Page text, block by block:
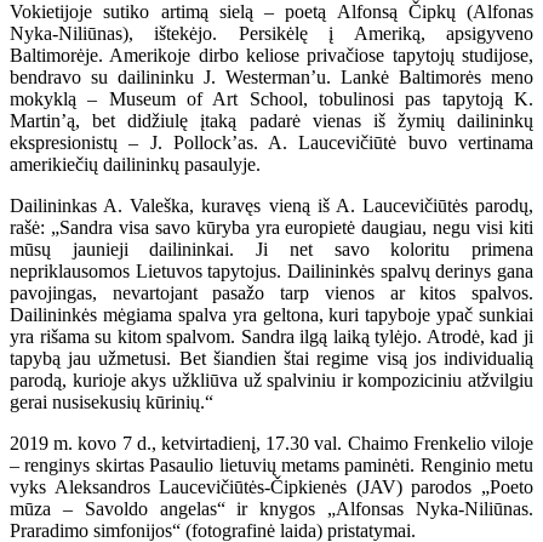
Vokietijoje sutiko artimą sielą – poetą Alfonsą Čipkų (Alfonas
Nyka-Niliūnas), ištekėjo. Persikėlę į Ameriką, apsigyveno
Baltimorėje. Amerikoje dirbo keliose privačiose tapytojų studijose,
bendravo su dailininku J. Westerman’u. Lankė Baltimorės meno
mokyklą – Museum of Art School, tobulinosi pas tapytoją K.
Martin’ą, bet didžiulę įtaką padarė vienas iš žymių dailininkų
ekspresionistų – J. Pollock’as. A. Laucevičiūtė buvo vertinama
amerikiečių dailininkų pasaulyje.
Dailininkas A. Valeška, kuravęs vieną iš A. Laucevičiūtės parodų,
rašė: „Sandra visa savo kūryba yra europietė daugiau, negu visi kiti
mūsų jaunieji dailininkai. Ji net savo koloritu primena
nepriklausomos Lietuvos tapytojus. Dailininkės spalvų derinys gana
pavojingas, nevartojant pasažo tarp vienos ar kitos spalvos.
Dailininkės mėgiama spalva yra geltona, kuri tapyboje ypač sunkiai
yra rišama su kitom spalvom. Sandra ilgą laiką tylėjo. Atrodė, kad ji
tapybą jau užmetusi. Bet šiandien štai regime visą jos individualią
parodą, kurioje akys užkliūva už spalviniu ir kompoziciniu atžvilgiu
gerai nusisekusių kūrinių.“
2019 m. kovo 7 d., ketvirtadienį, 17.30 val. Chaimo Frenkelio viloje
– renginys skirtas Pasaulio lietuvių metams paminėti. Renginio metu
vyks Aleksandros Laucevičiūtės-Čipkienės (JAV) parodos „Poeto
mūza – Savoldo angelas“ ir knygos „Alfonsas Nyka-Niliūnas.
Praradimo simfonijos“ (fotografinė laida) pristatymai.